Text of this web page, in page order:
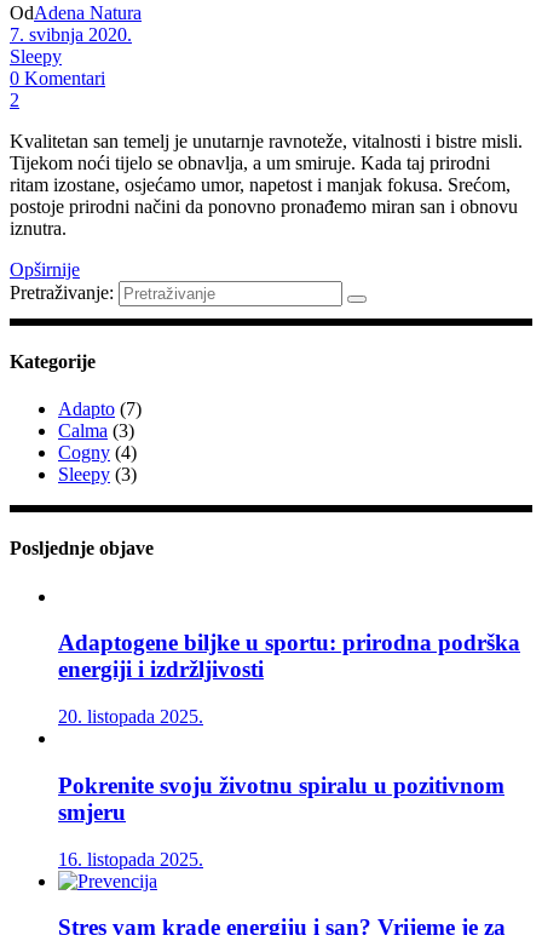
OdAdena Natura
7. svibnja 2020.
Sleepy
0 Komentari
2
Kvalitetan san temelj je unutarnje ravnoteže, vitalnosti i bistre misli.
Tijekom noći tijelo se obnavlja, a um smiruje. Kada taj prirodni
ritam izostane, osjećamo umor, napetost i manjak fokusa. Srećom,
postoje prirodni načini da ponovno pronađemo miran san i obnovu
iznutra.
Opširnije
Pretraživanje:
Kategorije
Adapto (7)
Calma (3)
Cogny (4)
Sleepy (3)
Posljednje objave
Adaptogene biljke u sportu: prirodna podrška
energiji i izdržljivosti
20. listopada 2025.
Pokrenite svoju životnu spiralu u pozitivnom
smjeru
16. listopada 2025.
Stres vam krade energiju i san? Vrijeme je za